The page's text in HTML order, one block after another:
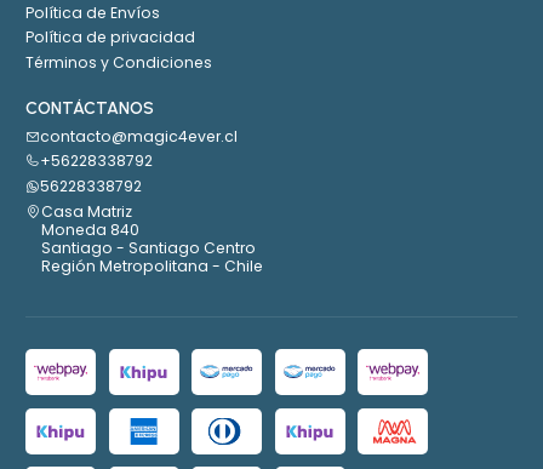
Política de Envíos
Política de privacidad
Términos y Condiciones
CONTÁCTANOS
contacto@magic4ever.cl
+56228338792
56228338792
Casa Matriz
Moneda 840
Santiago - Santiago Centro
Región Metropolitana - Chile